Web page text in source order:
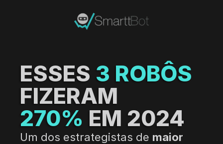
ESSES 3 ROBÔS
FIZERAM
270% EM 2024
Um dos estrategistas de maior